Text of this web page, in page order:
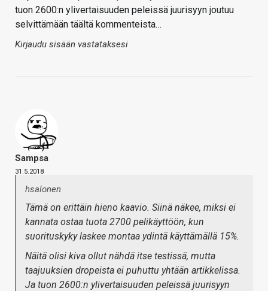
tuon 2600:n ylivertaisuuden peleissä juurisyyn joutuu
selvittämään täältä kommenteista…
Kirjaudu sisään vastataksesi
Sampsa
31.5.2018
hsalonen
Tämä on erittäin hieno kaavio. Siinä näkee, miksi ei
kannata ostaa tuota 2700 pelikäyttöön, kun
suorituskyky laskee montaa ydintä käyttämällä 15%.
Näitä olisi kiva ollut nähdä itse testissä, mutta
taajuuksien dropeista ei puhuttu yhtään artikkelissa.
Ja tuon 2600:n ylivertaisuuden peleissä juurisyyn